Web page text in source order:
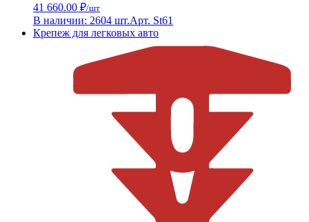
41 660.00 ₽/шт
В наличии: 2604 шт.Арт. St61
Крепеж для легковых авто